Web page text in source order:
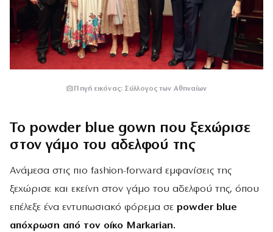
Πηγή εικόνας: Σύλλογος των Αθηναίων
Το powder blue gown που ξεχώρισε
στον γάμο του αδελφού της
Ανάμεσα στις πιο fashion-forward εμφανίσεις της
ξεχώρισε και εκείνη στον γάμο του αδελφού της, όπου
επέλεξε ένα εντυπωσιακό φόρεμα σε powder blue
απόχρωση από τον οίκο Markarian.